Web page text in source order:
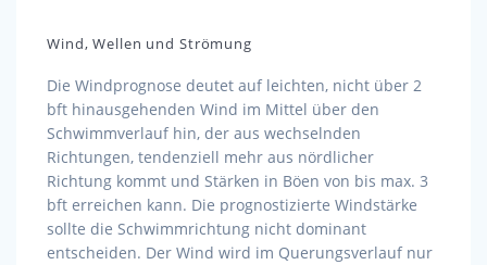
Wind, Wellen und Strömung
Die Windprognose deutet auf leichten, nicht über 2
bft hinausgehenden Wind im Mittel über den
Schwimmverlauf hin, der aus wechselnden
Richtungen, tendenziell mehr aus nördlicher
Richtung kommt und Stärken in Böen von bis max. 3
bft erreichen kann. Die prognostizierte Windstärke
sollte die Schwimmrichtung nicht dominant
entscheiden. Der Wind wird im Querungsverlauf nur